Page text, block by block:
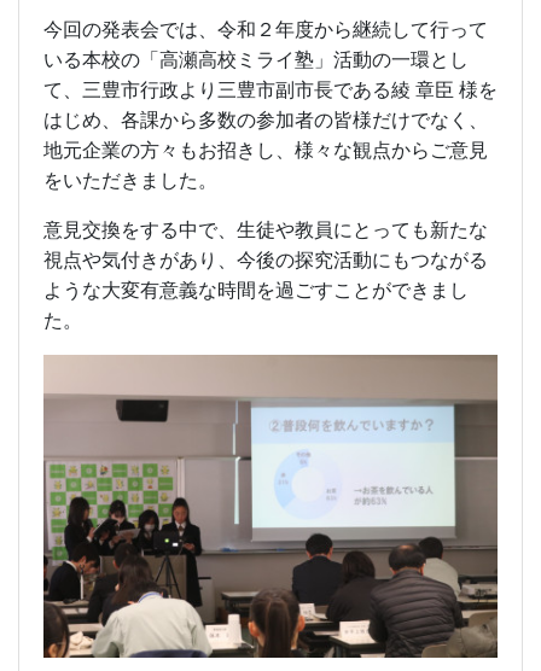
今回の発表会では、令和２年度から継続して行って
いる本校の「高瀬高校ミライ塾」活動の一環とし
て、三豊市行政より三豊市副市長である綾 章臣 様を
はじめ、各課から多数の参加者の皆様だけでなく、
地元企業の方々もお招きし、様々な観点からご意見
をいただきました。
意見交換をする中で、生徒や教員にとっても新たな
視点や気付きがあり、今後の探究活動にもつながる
ような大変有意義な時間を過ごすことができまし
た。